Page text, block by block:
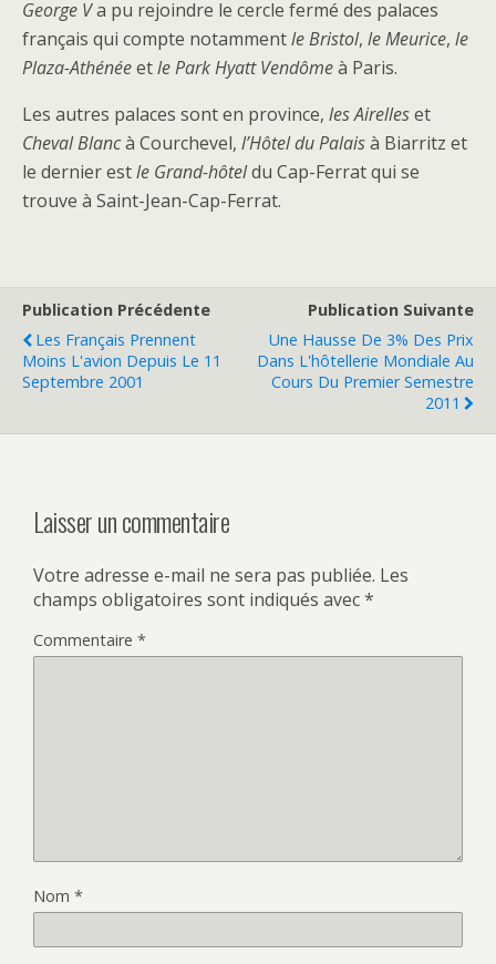
George Va pu rejoindre le cercle fermé des palaces
français qui compte notammentle Bristol, le Meurice, le
Plaza-Athénéeetle Park Hyatt Vendômeà Paris.
Les autres palaces sont en province, les Airelleset
Cheval Blancà Courchevel, l’Hôtel du Palaisà Biarritz et
le dernier estle Grand-hôteldu Cap-Ferrat qui se
trouve à Saint-Jean-Cap-Ferrat.
Publication Précédente
Les Français Prennent
Moins L'avion Depuis Le 11
Septembre 2001
Publication Suivante
Une Hausse De 3% Des Prix
Dans L'hôtellerie Mondiale Au
Cours Du Premier Semestre
2011
Laisser un commentaire
Votre adresse e-mail ne sera pas publiée. Les
champs obligatoires sont indiqués avec*
Commentaire *
Nom *